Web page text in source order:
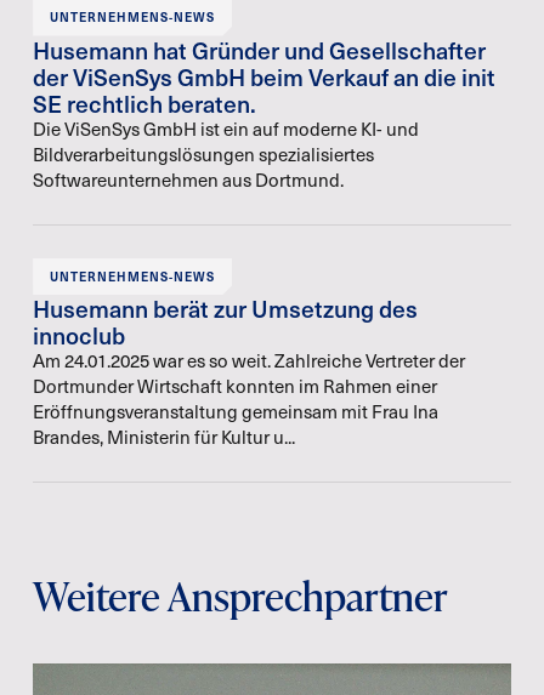
UNTERNEHMENS-NEWS
Husemann hat Gründer und Gesellschafter
der ViSenSys GmbH beim Verkauf an die init
SE rechtlich beraten.
Die ViSenSys GmbH ist ein auf moderne KI- und
Bildverarbeitungslösungen spezialisiertes
Softwareunternehmen aus Dortmund.
UNTERNEHMENS-NEWS
Husemann berät zur Umsetzung des
innoclub
Am 24.01.2025 war es so weit. Zahlreiche Vertreter der
Dortmunder Wirtschaft konnten im Rahmen einer
Eröffnungsveranstaltung gemeinsam mit Frau Ina
Brandes, Ministerin für Kultur u...
Weitere Ansprechpartner